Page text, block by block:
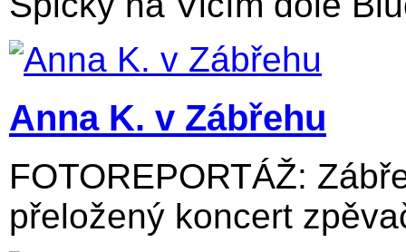
Anna K. v Zábřehu
FOTOREPORTÁŽ:
přeložený koncert